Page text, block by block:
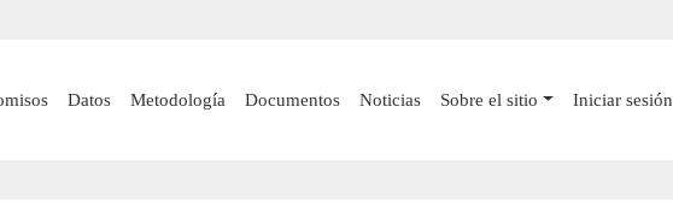
principal
navigation
Datos Metodología Documentos Noticias Sobre el sitio Iniciar sesión